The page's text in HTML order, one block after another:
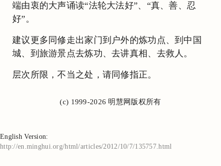
端由衷的大声诵读“法轮大法好”、“真、善、忍
好”。
建议更多同修走出家门到户外的炼功点、到中国
城、到旅游景点去炼功、去讲真相、去救人。
层次所限，不当之处，请同修指正。
(c) 1999-2026 明慧网版权所有
English Version:
http://en.minghui.org/html/articles/2012/10/7/135757.html